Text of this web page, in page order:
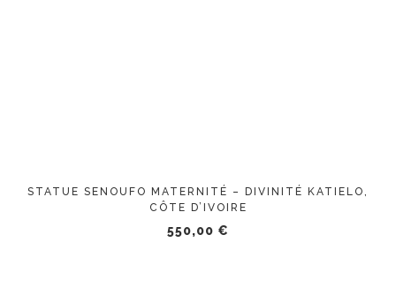
STATUE SENOUFO MATERNITÉ – DIVINITÉ KATIELO,
CÔTE D’IVOIRE
550,00 €